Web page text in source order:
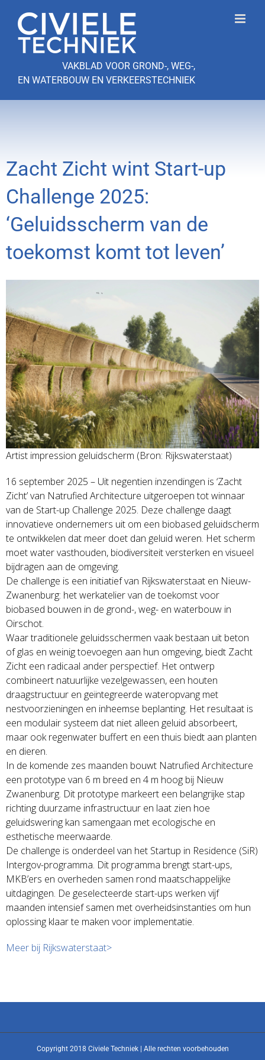
naar
inhoud
VAKBLAD VOOR GROND-, WEG-,
EN WATERBOUW EN VERKEERSTECHNIEK
Zacht Zicht wint Start-up
Challenge 2025:
‘Geluidsscherm van de
toekomst komt tot leven’
Artist impression geluidscherm (Bron: Rijkswaterstaat)
16 september 2025 – Uit negentien inzendingen is ‘Zacht
Zicht’ van Natrufied Architecture uitgeroepen tot winnaar
van de Start-up Challenge 2025. Deze challenge daagt
innovatieve ondernemers uit om een biobased geluidscherm
te ontwikkelen dat meer doet dan geluid weren. Het scherm
moet water vasthouden, biodiversiteit versterken en visueel
bijdragen aan de omgeving.
De challenge is een initiatief van Rijkswaterstaat en Nieuw-
Zwanenburg: het werkatelier van de toekomst voor
biobased bouwen in de grond-, weg- en waterbouw in
Oirschot.
Waar traditionele geluidsschermen vaak bestaan uit beton
of glas en weinig toevoegen aan hun omgeving, biedt Zacht
Zicht een radicaal ander perspectief. Het ontwerp
combineert natuurlijke vezelgewassen, een houten
draagstructuur en geïntegreerde wateropvang met
nestvoorzieningen en inheemse beplanting. Het resultaat is
een modulair systeem dat niet alleen geluid absorbeert,
maar ook regenwater buffert en een thuis biedt aan planten
en dieren.
In de komende zes maanden bouwt Natrufied Architecture
een prototype van 6 m breed en 4 m hoog bij Nieuw
Zwanenburg. Dit prototype markeert een belangrijke stap
richting duurzame infrastructuur en laat zien hoe
geluidswering kan samengaan met ecologische en
esthetische meerwaarde.
De challenge is onderdeel van het Startup in Residence (SiR)
Intergov-programma. Dit programma brengt start-ups,
MKB’ers en overheden samen rond maatschappelijke
uitdagingen. De geselecteerde start-ups werken vijf
maanden intensief samen met overheidsinstanties om hun
oplossing klaar te maken voor implementatie.
Meer bij Rijkswaterstaat>
Copyright 2018 Civiele Techniek | Alle rechten voorbehouden